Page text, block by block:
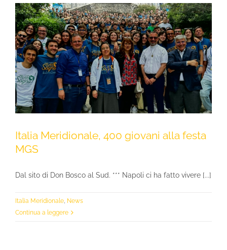
Italia Meridionale, 400 giovani alla festa
MGS
Dal sito di Don Bosco al Sud. *** Napoli ci ha fatto vivere [...]
Italia Meridionale, News
Continua a leggere